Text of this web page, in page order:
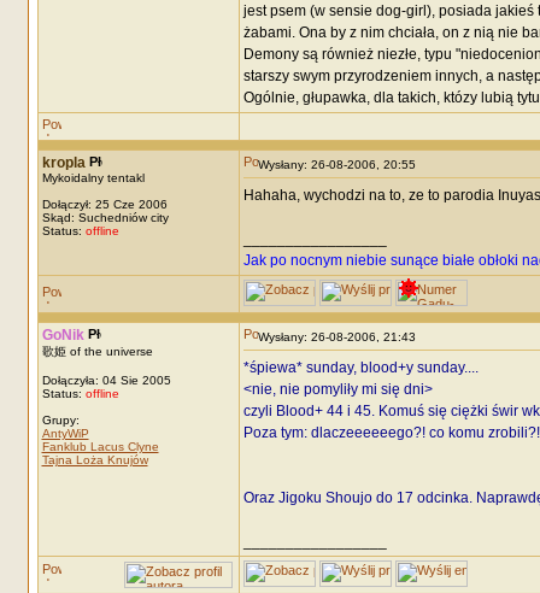
jest psem (w sensie dog-girl), posiada
żabami. Ona by z nim chciała, on z nią nie
Demony są również niezłe, typu
starszy swym przyrodzeniem innych, a
Ogólnie, głupawka, dla takich, któzy lubią
kropla
Mykoidalny tentakl
Dołączył: 25 Cze 2006
Skąd: Suchedniów city
Status: offline
Wysłany: 26-08-2006, 20:55
Hahaha, wychodzi na to, ze to parodia
Jak po nocnym niebie sunące białe obłoki
GoNik
歌姫 of the universe
Dołączyła: 04 Sie 2005
Status: offline
Grupy:
AntyWiP
Fanklub Lacus Clyne
Tajna Loża Knujów
Wysłany: 26-08-2006, 21:43
*śpiewa* sunday, blood+y sunday....
<nie, nie pomyliły mi się dni>
czyli Blood+ 44 i 45. Komuś się ciężki świr
Poza tym: dlaczeeeeeego?! co komu
Oraz Jigoku Shoujo do 17 odcinka.